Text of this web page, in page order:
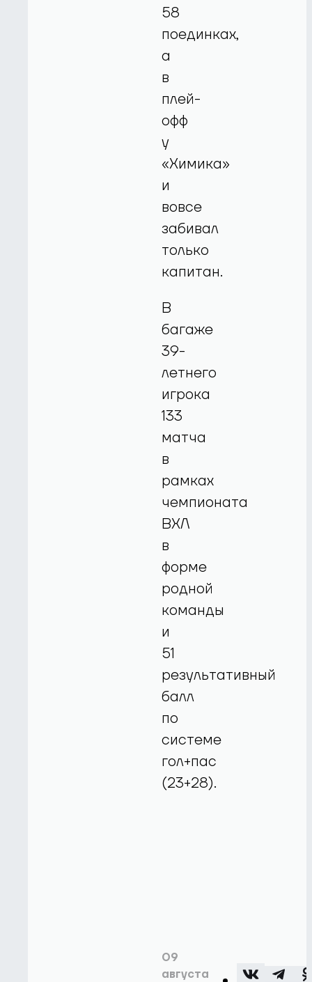
58
поединках,
а
в
плей-
офф
у
«Химика»
и
вовсе
забивал
только
капитан.
В
багаже
39-
летнего
игрока
133
матча
в
рамках
чемпионата
ВХЛ
в
форме
родной
команды
и
51
результативный
балл
по
системе
гол+пас
(23+28).
09
августа